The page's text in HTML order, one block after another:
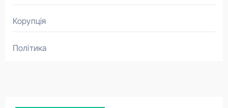
Корупція
Політика